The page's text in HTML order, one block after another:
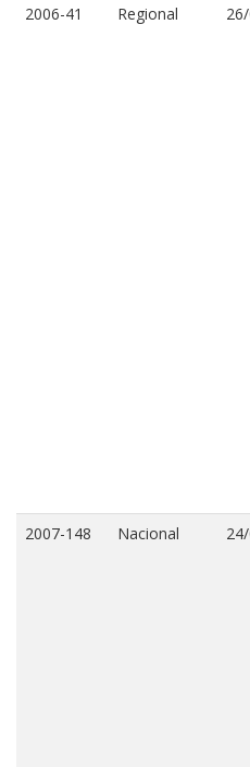
2006-41 Regional
2007-148 Nacional